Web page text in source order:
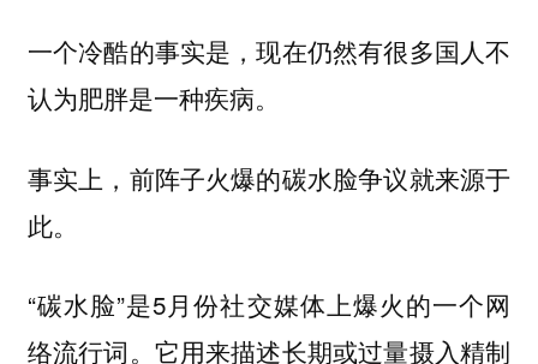
一个冷酷的事实是，现在仍然有很多国人不
认为肥胖是一种疾病。
事实上，前阵子火爆的碳水脸争议就来源于
此。
“碳水脸”是5月份社交媒体上爆火的一个网
络流行词。它用来描述长期或过量摄入精制